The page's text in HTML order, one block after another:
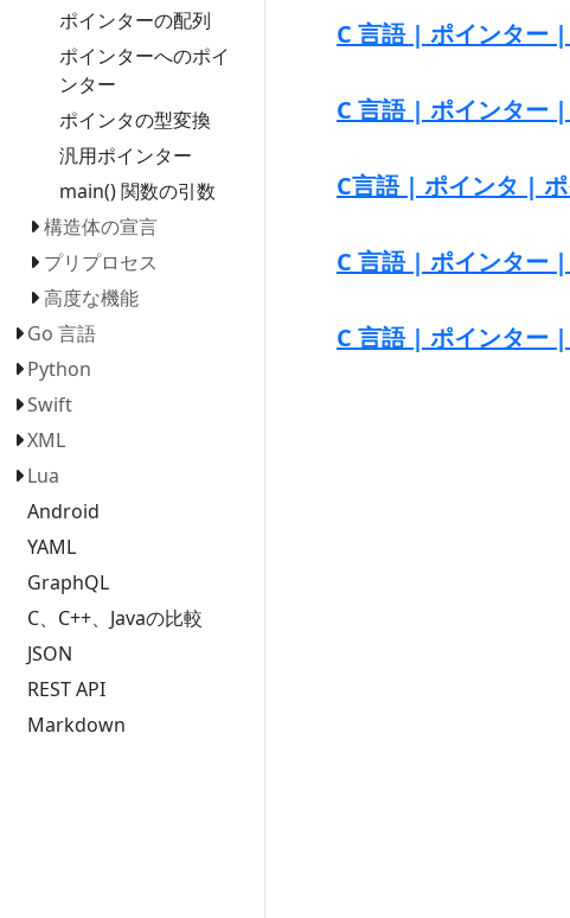
ポインターの配列
ポインターへのポイ
ンター
ポインタの型変換
汎用ポインター
main() 関数の引数
構造体の宣言
プリプロセス
高度な機能
Go 言語
Python
Swift
XML
Lua
Android
YAML
GraphQL
C、C++、Javaの比較
JSON
REST API
Markdown
C 言語 | ポインター
C 言語 | ポインター
C言語 | ポインタ |
C 言語 | ポインター
C 言語 | ポインター